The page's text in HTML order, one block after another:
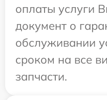
оплаты услуги
документ о
обслуживании
сроком на все
запчасти.